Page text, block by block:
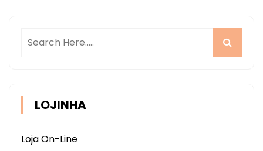
LOJINHA
Loja On-Line